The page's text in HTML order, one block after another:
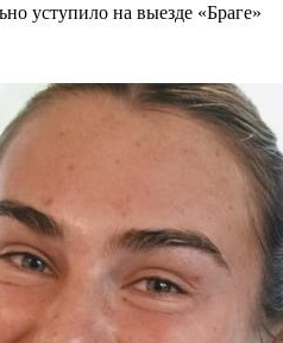
уступило на выезде «Браге»